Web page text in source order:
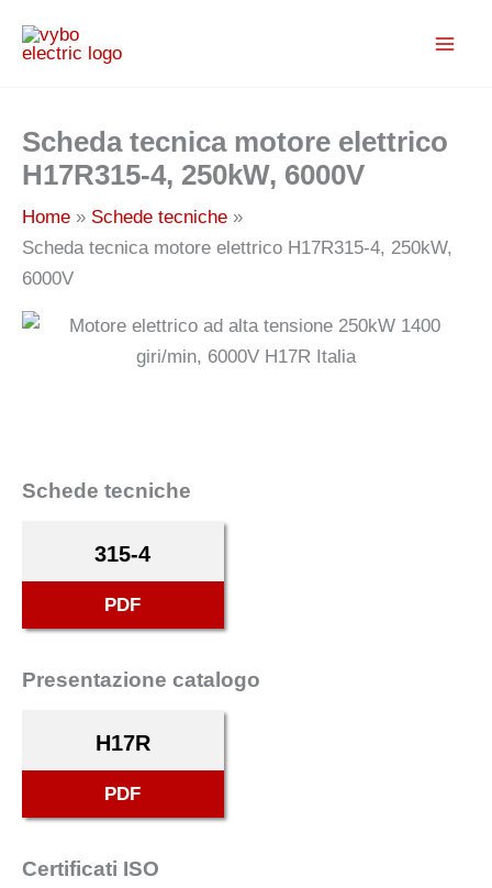
Scheda tecnica motore elettrico
H17R315-4, 250kW, 6000V
Home
Schede tecniche
Scheda tecnica motore elettrico H17R315-4, 250kW,
6000V
Schede tecniche
315-4
PDF
Presentazione catalogo
H17R
PDF
Certificati ISO